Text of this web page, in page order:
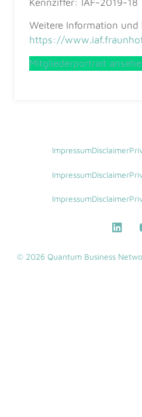
Weitere Information und
https://
Mitgliederportrait
ImpressumDisclaimer
ImpressumDisclaimer
ImpressumDisclaimer
© 2026 Quantum Business